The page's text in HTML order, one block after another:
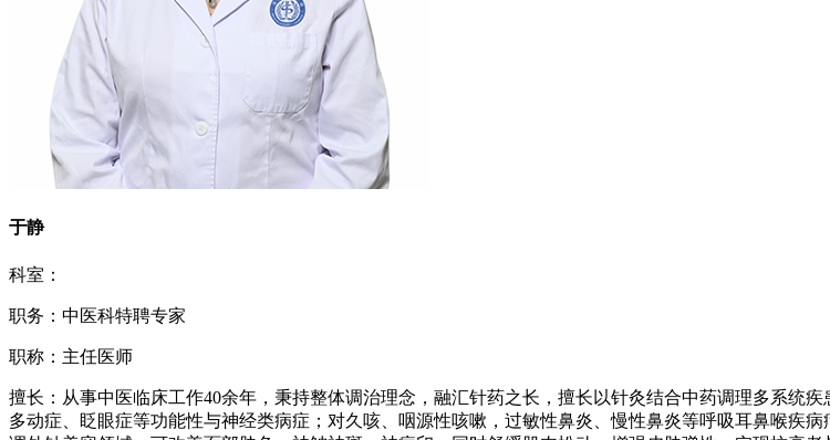
于静
科室：
职务：中医科特聘专家
职称：主任医师
擅长：从事中医临床工作40余年，秉持整体调治理念，融汇针药之长，擅长以针灸结合中药调理多系统
多动症、眨眼症等功能性与神经类病症；对久咳、咽源性咳嗽，过敏性鼻炎、慢性鼻炎等呼吸耳鼻喉疾